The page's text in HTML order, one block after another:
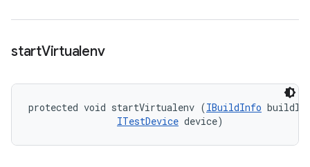
startVirtualenv
protected void startVirtualenv (IBuildInfo
ITestDevice device)